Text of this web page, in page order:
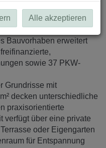
Natur
Bauvorhaben erweitert
sowie 37 PKW-
Grundrisse mit
decken unterschiedliche
praxisorientierte
verfügt über eine private
oder Eigengarten
für Entspannung
Alle akzeptieren